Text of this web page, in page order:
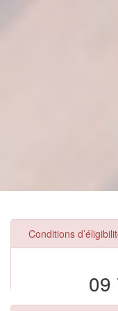
Conditions
09